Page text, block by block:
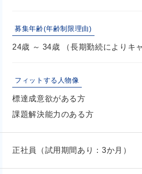
募集年齢(年齢制限理由)
24歳 ～ 34歳 （長期勤続によりキ
フィットする人物像
標達成意欲がある方
課題解決能力のある方
正社員（試用期間あり：3か月）